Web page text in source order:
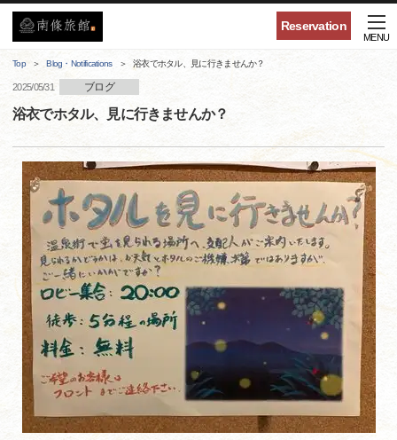
Reservation
MENU
Top Blog・Notifications 浴衣でホタル、見に行きませんか？
2025/05/31 ブログ
浴衣でホタル、見に行きませんか？